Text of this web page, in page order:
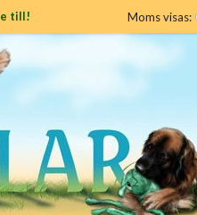
Moms visas:
till!